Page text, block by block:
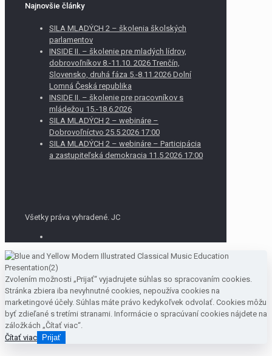
Najnovšie články
SILA MLADÝCH 2 – školenia školských
parlamentov
INSIDE II. – školenie pre mladých lídrov,
dobrovoľníkov 8.-11.10. 2026 Trenčín,
Slovensko, druhá fáza 5.-8.11.2026 Dolní
Lomná Česká republika
INSIDE II. – školenie pre pracovníkov s
mládežou 15.-18.6.2026
SILA MLADÝCH 2 – webináre –
Dobrovoľníctvo 25.5.2026 17:00
SILA MLADÝCH 2 – webináre – Participácia
a zastupiteľská demokracia 11.5.2026 17:00
Všetky práva vyhradené. JC
Zvolením možnosti „Prijať“ vyjadrujete súhlas so spracovaním cookies.
Stránka zbiera iba nevyhnutné cookies, nepoužíva cookies na
marketingové účely. Súhlas máte právo kedykoľvek odvolať. Cookies môžu
byť zdieľané s tretími stranami. Informácie o spracúvaní cookies nájdete na
záložkách „Čítať viac“.
Čítať viac Prijať